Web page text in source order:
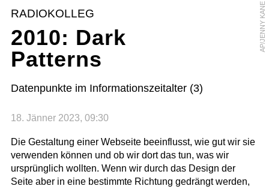
AP/JENNY KANE
RADIOKOLLEG
2010: Dark
Patterns
Datenpunkte im Informationszeitalter (3)
18. Jänner 2023, 09:30
Die Gestaltung einer Webseite beeinflusst, wie gut wir sie
verwenden können und ob wir dort das tun, was wir
ursprünglich wollten. Wenn wir durch das Design der
Seite aber in eine bestimmte Richtung gedrängt werden,